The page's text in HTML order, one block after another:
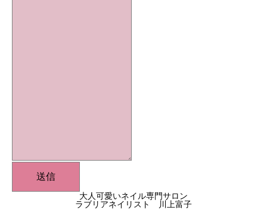
送信
大人可愛いネイル専門サロン
ラブリアネイリスト 川上富子